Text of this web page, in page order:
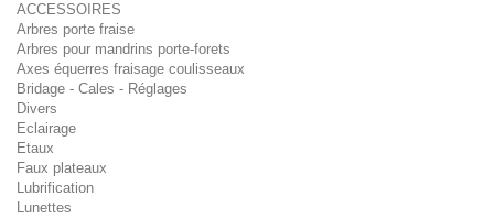
ACCESSOIRES
Arbres porte fraise
Arbres pour mandrins porte-forets
Axes équerres fraisage coulisseaux
Bridage - Cales - Réglages
Divers
Eclairage
Etaux
Faux plateaux
Lubrification
Lunettes